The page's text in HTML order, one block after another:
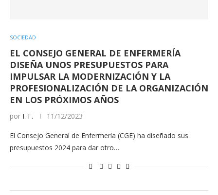
SOCIEDAD
EL CONSEJO GENERAL DE ENFERMERÍA
DISEÑA UNOS PRESUPUESTOS PARA
IMPULSAR LA MODERNIZACIÓN Y LA
PROFESIONALIZACIÓN DE LA ORGANIZACIÓN
EN LOS PRÓXIMOS AÑOS
por I. F. 11/12/2023
El Consejo General de Enfermería (CGE) ha diseñado sus
presupuestos 2024 para dar otro…